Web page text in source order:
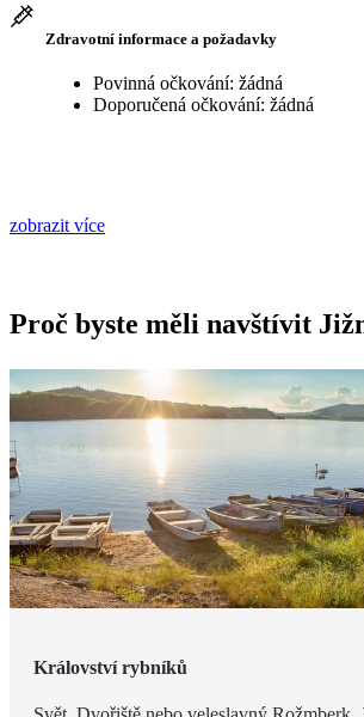
Zdravotní informace a požadavky
Povinná očkování: žádná
Doporučená očkování: žádná
zobrazit více
Proč byste měli navštívit
Království rybníků